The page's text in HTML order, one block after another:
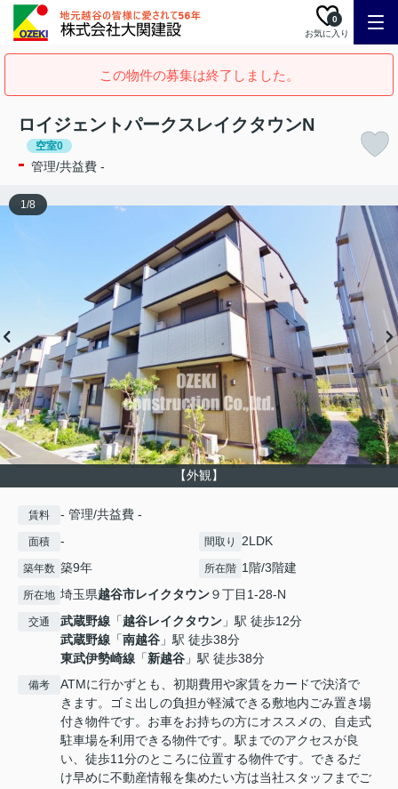
お気に入り
0
この物件の募集は終了しました。
ロイジェントパークスレイクタウンN
空室0
- 管理/共益費 -
【外観】
1/8
賃料 - 管理/共益費 -
面積 - 間取り 2LDK
築年数 築9年 所在階 1階/3階建
所在地 埼玉県越谷市レイクタウン９丁目1-28-N
交通 武蔵野線 「越谷レイクタウン 」駅 徒歩12分
武蔵野線 「南越谷 」駅 徒歩38分
東武伊勢崎線 「新越谷 」駅 徒歩38分
備考
ATMに行かずとも、初期費用や家賃をカードで決済で
きます。ゴミ出しの負担が軽減できる敷地内ごみ置き場
付き物件です。お車をお持ちの方にオススメの、自走式
駐車場を利用できる物件です。駅までのアクセスが良
い、徒歩11分のところに位置する物件です。できるだ
け早めに不動産情報を集めたい方は当社スタッフまでご